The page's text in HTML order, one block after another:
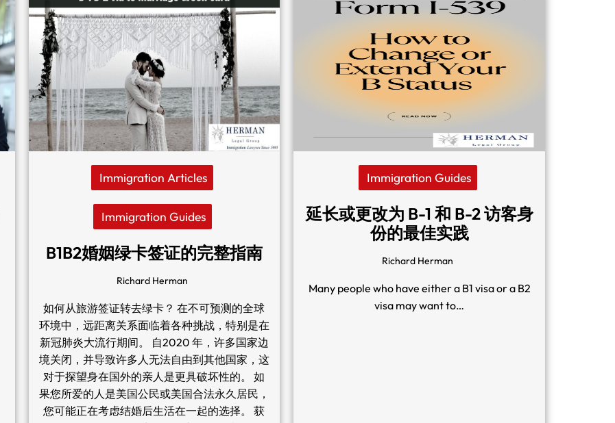
Immigration Articles
Immigration Guides
B1B2婚姻绿卡签证的完整指南
Richard Herman
如何从旅游签证转去绿卡？ 在不可预测的全球
环境中，远距离关系面临着各种挑战，特别是在
新冠肺炎大流行期间。 自2020 年，许多国家边
境关闭，并导致许多人无法自由到其他国家，这
对于探望身在国外的亲人是更具破坏性的。 如
果您所爱的人是美国公民或美国合法永久居民，
您可能正在考虑结婚后生活在一起的选择。 获
Immigration Guides
延长或更改为 B-1 和 B-2 访客身
份的最佳实践
Richard Herman
Many people who have either a B1 visa or a B2
visa may want to…